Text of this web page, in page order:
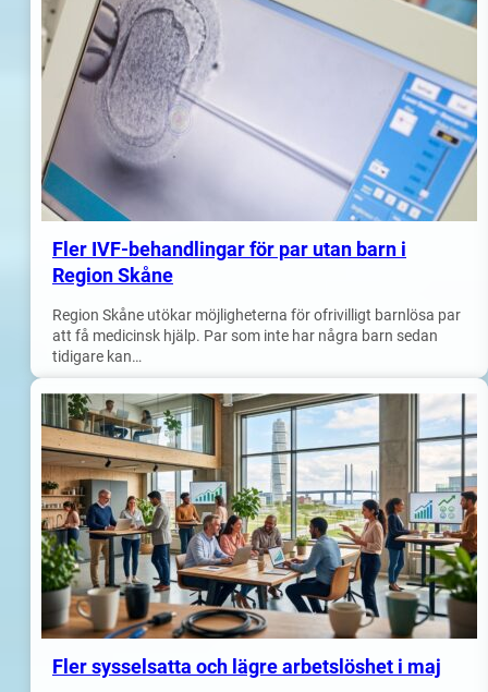
Fler IVF-behandlingar för par utan barn i
Region Skåne
Region Skåne utökar möjligheterna för ofrivilligt barnlösa par
att få medicinsk hjälp. Par som inte har några barn sedan
tidigare kan…
Fler sysselsatta och lägre arbetslöshet i maj